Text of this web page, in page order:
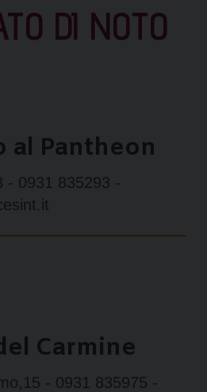
DI NOTO
al Pantheon
- 0931 835293 -
Carmine
- 0931 835975 -